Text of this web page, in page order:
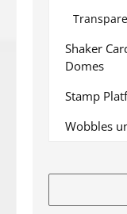
Shaker
Domes
Stamp
Wobbles